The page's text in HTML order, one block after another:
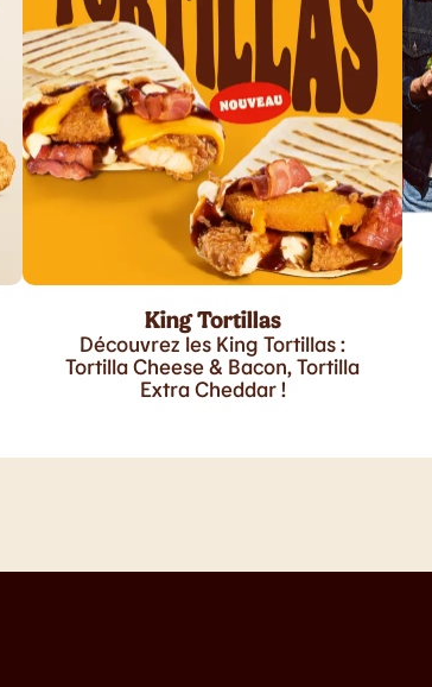
King Tortillas
Découvrez les King Tortillas :
Tortilla Cheese & Bacon, Tortilla
Extra Cheddar !